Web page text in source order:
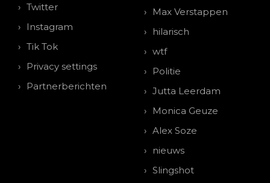
Twitter
Instagram
Tik Tok
Privacy settings
Partnerberichten
Max Verstappen
hilarisch
wtf
Politie
Jutta Leerdam
Monica Geuze
Alex Soze
nieuws
Slingshot